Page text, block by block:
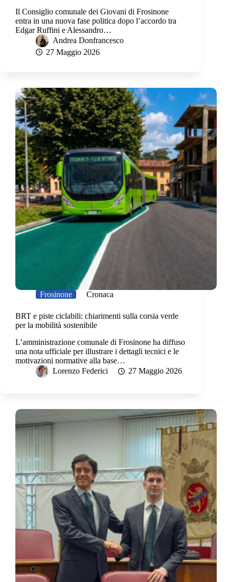
Il Consiglio comunale dei Giovani di Frosinone
entra in una nuova fase politica dopo l’accordo tra
Edgar Ruffini e Alessandro…
Andrea Donfrancesco
27 Maggio 2026
Frosinone Cronaca
BRT e piste ciclabili: chiarimenti sulla corsia verde
per la mobilità sostenibile
L’amministrazione comunale di Frosinone ha diffuso
una nota ufficiale per illustrare i dettagli tecnici e le
motivazioni normative alla base…
Lorenzo Federici
27 Maggio 2026